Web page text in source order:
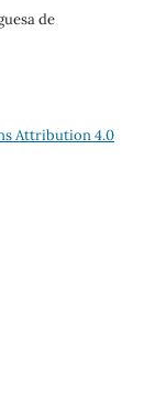
de
Attribution 4.0